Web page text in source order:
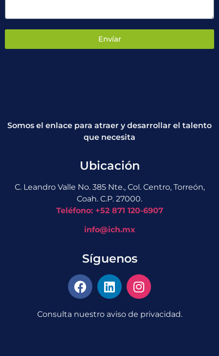
Envíar
Somos el enlace para atraer y desarrollar el talento
que necesita
Ubicación
C. Leandro Valle No. 385 Nte., Col. Centro, Torreón,
Coah. C.P. 27000.
Teléfono: +52 871 120-6907
info@ich.mx
Síguenos
Consulta nuestro aviso de privacidad.